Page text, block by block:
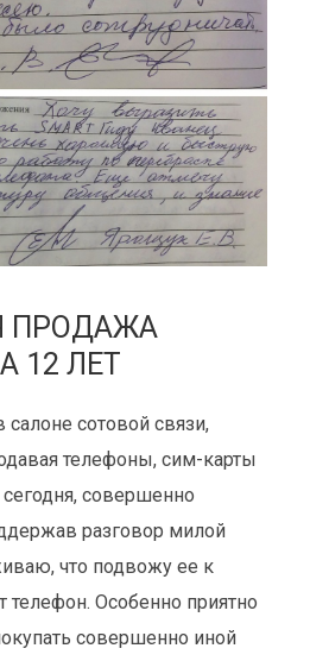
ПРОДАЖА
12 ЛЕТ
салоне сотовой связи,
телефоны, сим-карты
совершенно
разговор милой
что подвожу ее к
телефон. Особенно приятно
совершенно иной